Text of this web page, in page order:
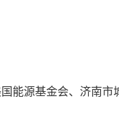
源基金会、济南市